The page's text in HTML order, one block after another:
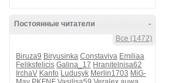
-
Постоянные читатели
Все (1472)
Biruza9 Biryusinka Constaviva Emiliaa
Feliksfelicis Galina_17 Hranitelnisa62
IrchaV Kanfo Ludusyk Merlin1703 MiG-